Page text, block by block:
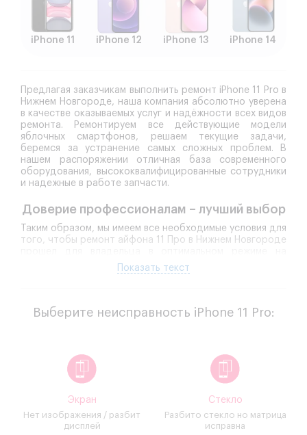
iPhone 11 iPhone 12 iPhone 13 iPhone 14
Предлагая заказчикам выполнить ремонт iPhone 11 Pro в
Нижнем Новгороде, наша компания абсолютно уверена
в качестве оказываемых услуг и надёжности всех видов
ремонта. Ремонтируем все действующие модели
яблочных смартфонов, решаем текущие задачи,
беремся за устранение самых сложных проблем. В
нашем распоряжении отличная база современного
оборудования, высококвалифицированные сотрудники
и надежные в работе запчасти.
Доверие профессионалам – лучший выбор
Таким образом, мы имеем все необходимые условия для
того, чтобы ремонт айфона 11 Про в Нижнем Новгороде
профессиональном уровне и с гарантированно
качественным результатом.
которым Вы доверяете ремонт iPhone 11 Pro,
должна быть на высоком уровне. Инженеры нашей
отслеживаем все разработки, изучаем новейшие
технологии, чтобы оптимально грамотно
устранить поломки любой сложности, точно
провести требуемый в конкретном случае ремонт
айфон 11 Про, полностью восстанавливая
функционал.
Показать текст
Выберите неисправность iPhone 11 Pro:
Экран
Нет изображения / разбит
дисплей
Стекло
Разбито стекло но матрица
исправна